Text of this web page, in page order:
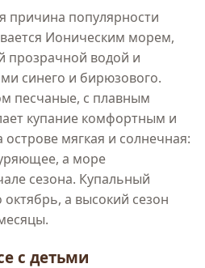
причина популярности
Ионическим морем,
прозрачной водой и
синего и бирюзового.
песчаные, с плавным
купание комфортным и
мягкая и солнечная:
а море
сезона. Купальный
а высокий сезон
с детьми